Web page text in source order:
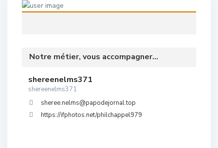
Notre métier, vous accompagner...
shereenelms371
shereenelms371
sheree.nelms@papodejornal.top
https://ifphotos.net/philchappel979